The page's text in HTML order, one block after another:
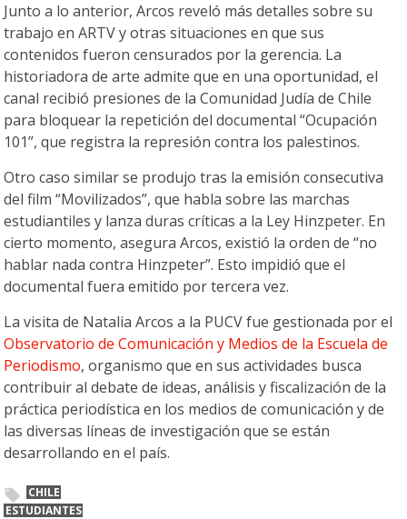
Junto a lo anterior, Arcos reveló más detalles sobre su
trabajo en ARTV y otras situaciones en que sus
contenidos fueron censurados por la gerencia. La
historiadora de arte admite que en una oportunidad, el
canal recibió presiones de la Comunidad Judía de Chile
para bloquear la repetición del documental “Ocupación
101”, que registra la represión contra los palestinos.
Otro caso similar se produjo tras la emisión consecutiva
del film “Movilizados”, que habla sobre las marchas
estudiantiles y lanza duras críticas a la Ley Hinzpeter. En
cierto momento, asegura Arcos, existió la orden de “no
hablar nada contra Hinzpeter”. Esto impidió que el
documental fuera emitido por tercera vez.
La visita de Natalia Arcos a la PUCV fue gestionada por el
Observatorio de Comunicación y Medios de la Escuela de
Periodismo, organismo que en sus actividades busca
contribuir al debate de ideas, análisis y fiscalización de la
práctica periodística en los medios de comunicación y de
las diversas líneas de investigación que se están
desarrollando en el país.
CHILE
ESTUDIANTES